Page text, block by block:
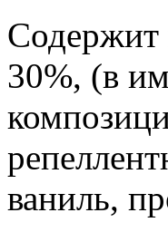
Содержит
30%, (в
ваниль,